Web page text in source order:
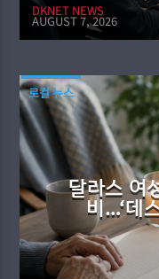
DKNET NEWS
AUGUST 7, 2026
로컬 뉴스
달라스 여
비…‘데